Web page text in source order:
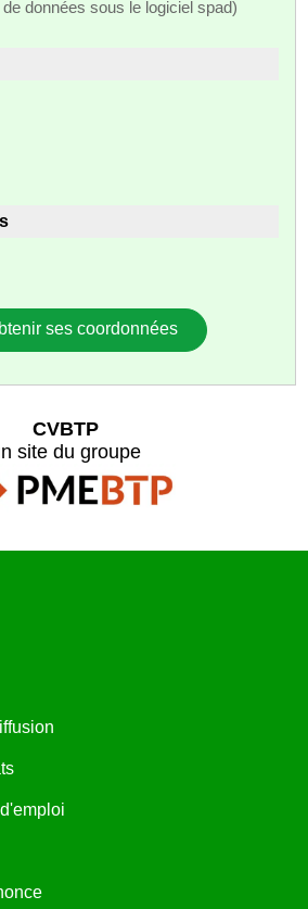
données sous le logiciel spad)
ses coordonnées
CVBTP
site du groupe